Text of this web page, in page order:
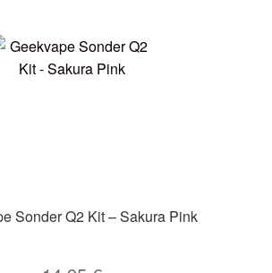
Sonder Q2 Kit – Sakura Pink